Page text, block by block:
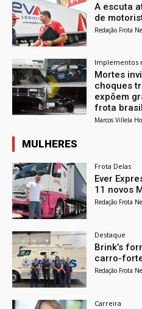
A escuta
de
Redação Frota
Implementos
Mortes
choques
expõem
frota
Marcos Villela
MULHERES
Frota Delas
Ever
11 novos
Redação Frota
Destaque
Brink’s
carro-
Redação Frota
Carreira